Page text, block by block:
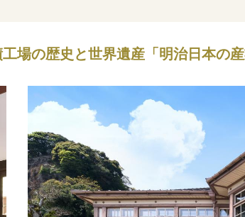
工場の歴史と世界遺産「明治日本の